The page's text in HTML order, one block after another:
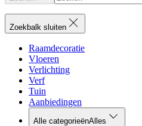
Zoekbalk sluiten
Raamdecoratie
Vloeren
Verlichting
Verf
Tuin
Aanbiedingen
Alle categorieënAlles